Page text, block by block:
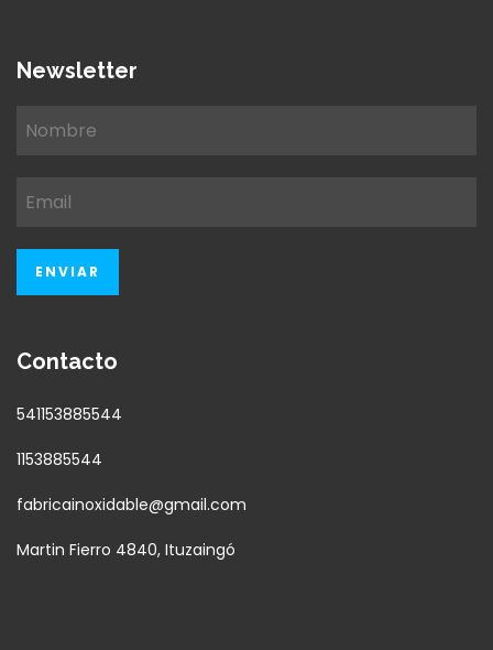
Newsletter
Contacto
541153885544
1153885544
fabricainoxidable@gmail.com
Martin Fierro 4840, Ituzaingó